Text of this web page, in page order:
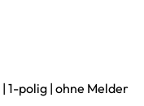
1-polig | ohne Melder